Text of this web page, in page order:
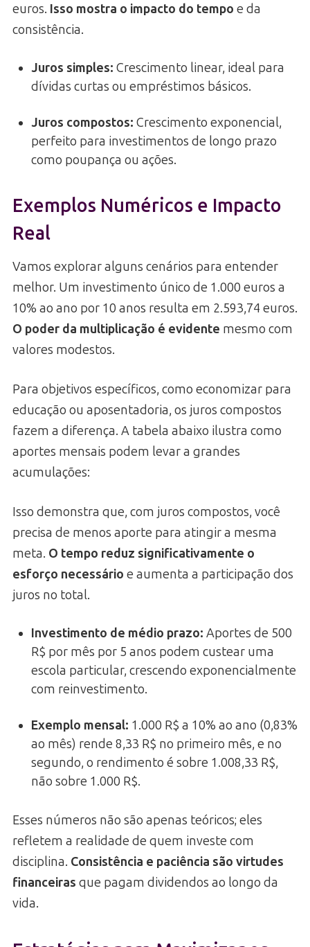
euros. Isso mostra o impacto do tempo e da
consistência.
Juros simples: Crescimento linear, ideal para
dívidas curtas ou empréstimos básicos.
Juros compostos: Crescimento exponencial,
perfeito para investimentos de longo prazo
como poupança ou ações.
Exemplos Numéricos e Impacto
Real
Vamos explorar alguns cenários para entender
melhor. Um investimento único de 1.000 euros a
10% ao ano por 10 anos resulta em 2.593,74 euros.
O poder da multiplicação é evidente mesmo com
valores modestos.
Para objetivos específicos, como economizar para
educação ou aposentadoria, os juros compostos
fazem a diferença. A tabela abaixo ilustra como
aportes mensais podem levar a grandes
acumulações:
Isso demonstra que, com juros compostos, você
precisa de menos aporte para atingir a mesma
meta. O tempo reduz significativamente o
esforço necessário e aumenta a participação dos
juros no total.
Investimento de médio prazo: Aportes de 500
R$ por mês por 5 anos podem custear uma
escola particular, crescendo exponencialmente
com reinvestimento.
Exemplo mensal: 1.000 R$ a 10% ao ano (0,83%
ao mês) rende 8,33 R$ no primeiro mês, e no
segundo, o rendimento é sobre 1.008,33 R$,
não sobre 1.000 R$.
Esses números não são apenas teóricos; eles
refletem a realidade de quem investe com
disciplina. Consistência e paciência são virtudes
financeiras que pagam dividendos ao longo da
vida.